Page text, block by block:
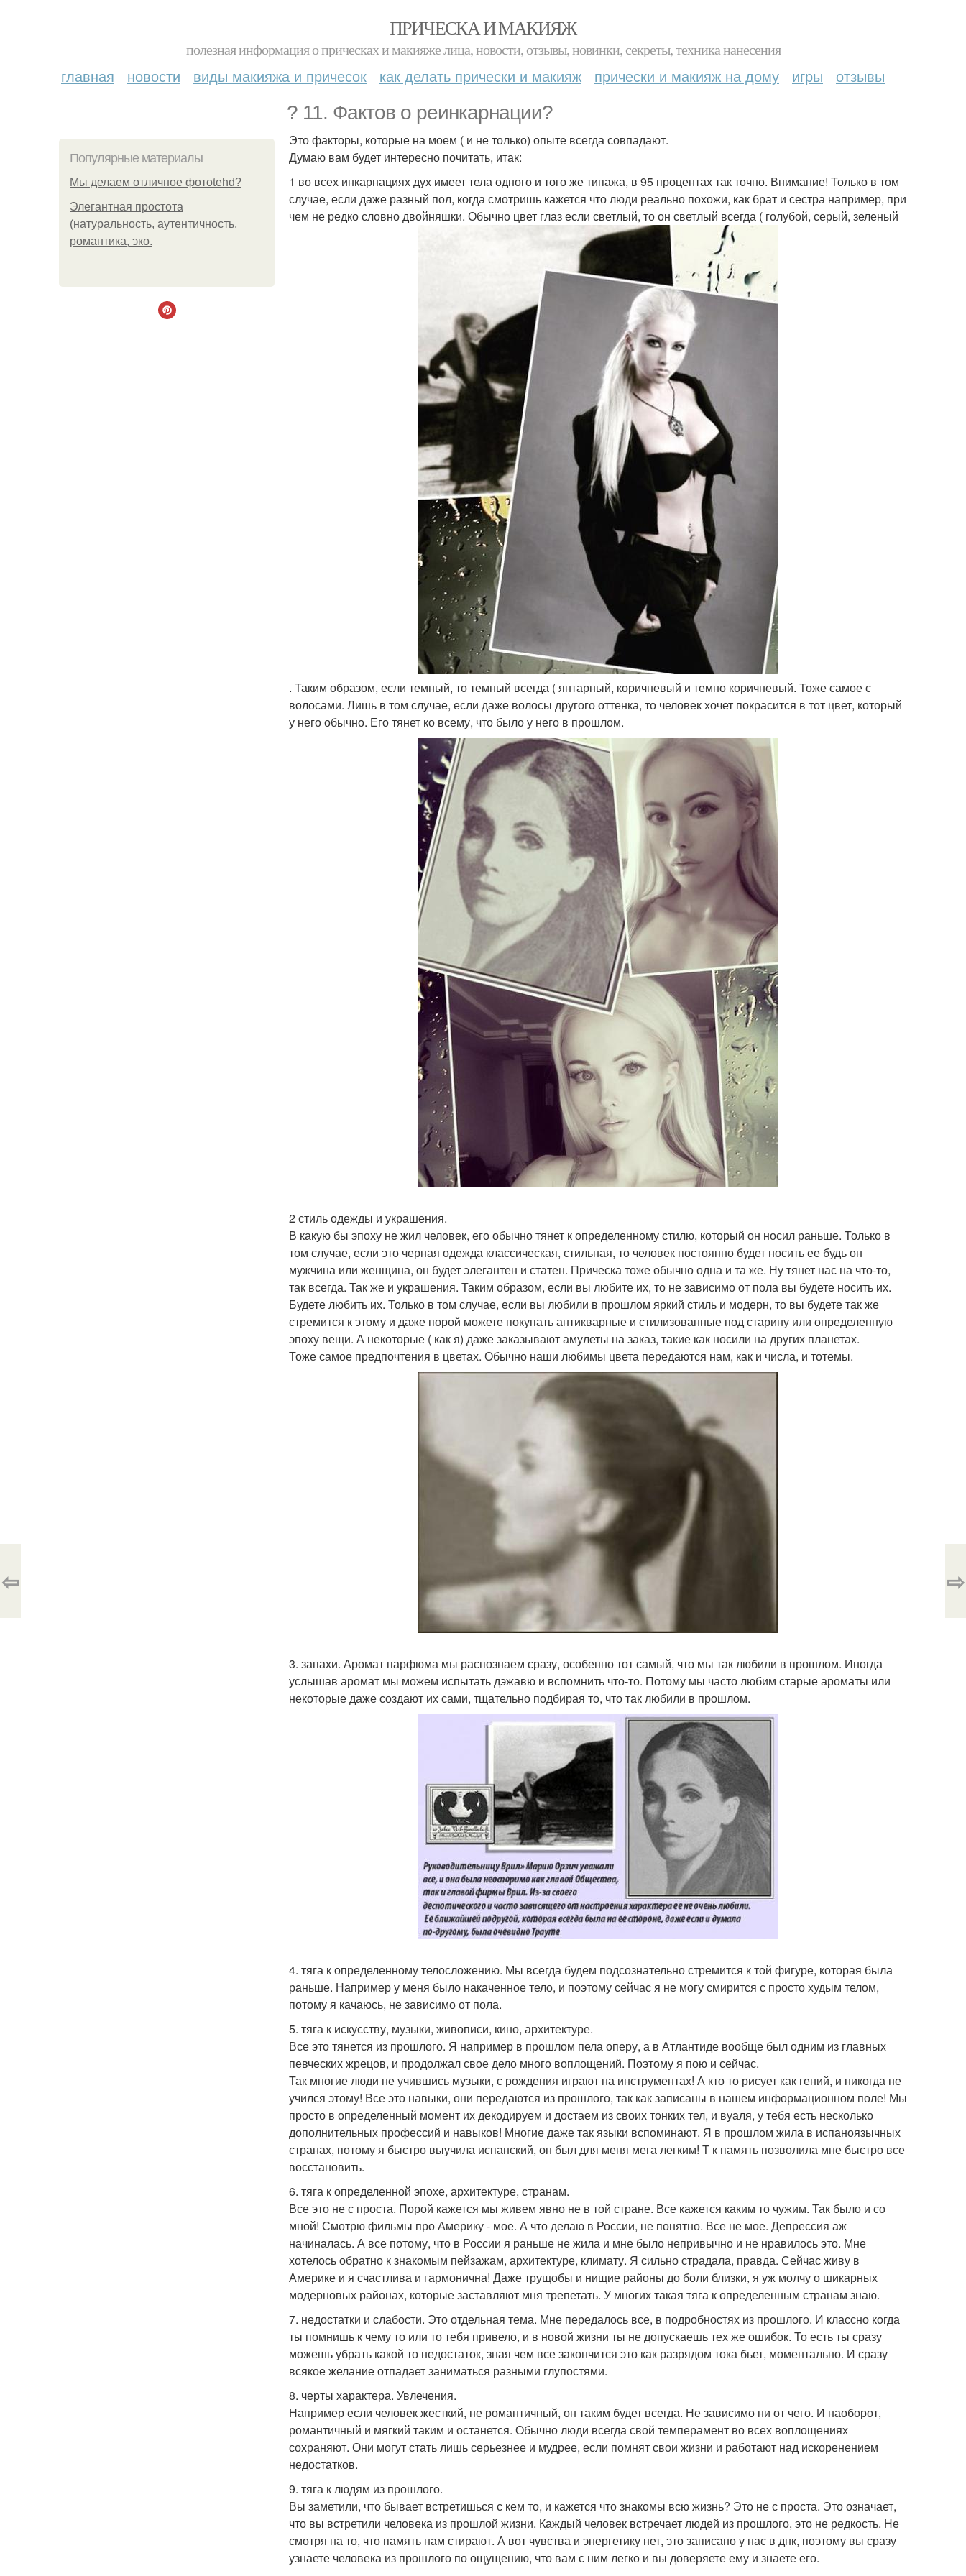
ПРИЧЕСКА И МАКИЯЖ
полезная информация о прическах и макияже лица, новости, отзывы, новинки, секреты, техника нанесения
главная новости виды макияжа и причесок как делать прически и макияж прически и макияж на дому игры отзывы
? 11. Фактов о реинкарнации?
Популярные материалы
Мы делаем отличное фотоtehd?
Элегантная простота
(натуральность, аутентичность,
романтика, эко.
Это факторы, которые на моем ( и не только) опыте всегда совпадают.
Думаю вам будет интересно почитать, итак:
1 во всех инкарнациях дух имеет тела одного и того же типажа, в 95 процентах так точно. Внимание! Только в том
случае, если даже разный пол, когда смотришь кажется что люди реально похожи, как брат и сестра например, при
чем не редко словно двойняшки. Обычно цвет глаз если светлый, то он светлый всегда ( голубой, серый, зеленый
. Таким образом, если темный, то темный всегда ( янтарный, коричневый и темно коричневый. Тоже самое с
волосами. Лишь в том случае, если даже волосы другого оттенка, то человек хочет покрасится в тот цвет, который
у него обычно. Его тянет ко всему, что было у него в прошлом.
2 стиль одежды и украшения.
В какую бы эпоху не жил человек, его обычно тянет к определенному стилю, который он носил раньше. Только в
том случае, если это черная одежда классическая, стильная, то человек постоянно будет носить ее будь он
мужчина или женщина, он будет элегантен и статен. Прическа тоже обычно одна и та же. Ну тянет нас на что-то,
так всегда. Так же и украшения. Таким образом, если вы любите их, то не зависимо от пола вы будете носить их.
Будете любить их. Только в том случае, если вы любили в прошлом яркий стиль и модерн, то вы будете так же
стремится к этому и даже порой можете покупать антикварные и стилизованные под старину или определенную
эпоху вещи. А некоторые ( как я) даже заказывают амулеты на заказ, такие как носили на других планетах.
Тоже самое предпочтения в цветах. Обычно наши любимы цвета передаются нам, как и числа, и тотемы.
3. запахи. Аромат парфюма мы распознаем сразу, особенно тот самый, что мы так любили в прошлом. Иногда
услышав аромат мы можем испытать дэжавю и вспомнить что-то. Потому мы часто любим старые ароматы или
некоторые даже создают их сами, тщательно подбирая то, что так любили в прошлом.
4. тяга к определенному телосложению. Мы всегда будем подсознательно стремится к той фигуре, которая была
раньше. Например у меня было накаченное тело, и поэтому сейчас я не могу смирится с просто худым телом,
потому я качаюсь, не зависимо от пола.
5. тяга к искусству, музыки, живописи, кино, архитектуре.
Все это тянется из прошлого. Я например в прошлом пела оперу, а в Атлантиде вообще был одним из главных
певческих жрецов, и продолжал свое дело много воплощений. Поэтому я пою и сейчас.
Так многие люди не учившись музыки, с рождения играют на инструментах! А кто то рисует как гений, и никогда не
учился этому! Все это навыки, они передаются из прошлого, так как записаны в нашем информационном поле! Мы
просто в определенный момент их декодируем и достаем из своих тонких тел, и вуаля, у тебя есть несколько
дополнительных профессий и навыков! Многие даже так языки вспоминают. Я в прошлом жила в испаноязычных
странах, потому я быстро выучила испанский, он был для меня мега легким! Т к память позволила мне быстро все
восстановить.
6. тяга к определенной эпохе, архитектуре, странам.
Все это не с проста. Порой кажется мы живем явно не в той стране. Все кажется каким то чужим. Так было и со
мной! Смотрю фильмы про Америку - мое. А что делаю в России, не понятно. Все не мое. Депрессия аж
начиналась. А все потому, что в России я раньше не жила и мне было непривычно и не нравилось это. Мне
хотелось обратно к знакомым пейзажам, архитектуре, климату. Я сильно страдала, правда. Сейчас живу в
Америке и я счастлива и гармонична! Даже трущобы и нищие районы до боли близки, я уж молчу о шикарных
модерновых районах, которые заставляют мня трепетать. У многих такая тяга к определенным странам знаю.
7. недостатки и слабости. Это отдельная тема. Мне передалось все, в подробностях из прошлого. И классно когда
ты помнишь к чему то или то тебя привело, и в новой жизни ты не допускаешь тех же ошибок. То есть ты сразу
можешь убрать какой то недостаток, зная чем все закончится это как разрядом тока бьет, моментально. И сразу
всякое желание отпадает заниматься разными глупостями.
8. черты характера. Увлечения.
Например если человек жесткий, не романтичный, он таким будет всегда. Не зависимо ни от чего. И наоборот,
романтичный и мягкий таким и останется. Обычно люди всегда свой темперамент во всех воплощениях
сохраняют. Они могут стать лишь серьезнее и мудрее, если помнят свои жизни и работают над искоренением
недостатков.
9. тяга к людям из прошлого.
Вы заметили, что бывает встретишься с кем то, и кажется что знакомы всю жизнь? Это не с проста. Это означает,
что вы встретили человека из прошлой жизни. Каждый человек встречает людей из прошлого, это не редкость. Не
смотря на то, что память нам стирают. А вот чувства и энергетику нет, это записано у нас в днк, поэтому вы сразу
узнаете человека из прошлого по ощущению, что вам с ним легко и вы доверяете ему и знаете его.
⇦ ⇨